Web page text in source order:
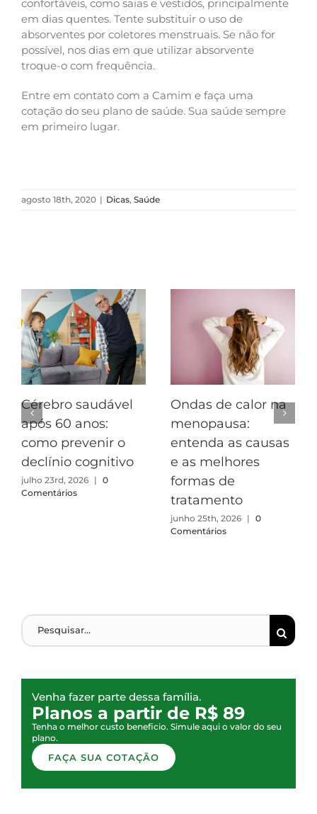
confortáveis, como saias e vestidos, principalmente
em dias quentes. Tente substituir o uso de
absorventes por coletores menstruais. Se não for
possível, nos dias em que utilizar absorvente
troque-o com frequência.
Entre em contato com a Camim e faça uma
cotação do seu plano de saúde. Sua saúde sempre
em primeiro lugar.
agosto 18th, 2020 | Dicas, Saúde
Cérebro saudável
após 60 anos:
como prevenir o
declínio cognitivo
julho 23rd, 2026 | 0
Comentários
Ondas de calor na
menopausa:
entenda as causas
e as melhores
formas de
tratamento
junho 25th, 2026 | 0
Comentários
Venha fazer parte dessa família.
Planos a partir de R$ 89
Tenha o melhor custo beneficio. Simule aqui o valor do seu
plano.
FAÇA SUA COTAÇÃO